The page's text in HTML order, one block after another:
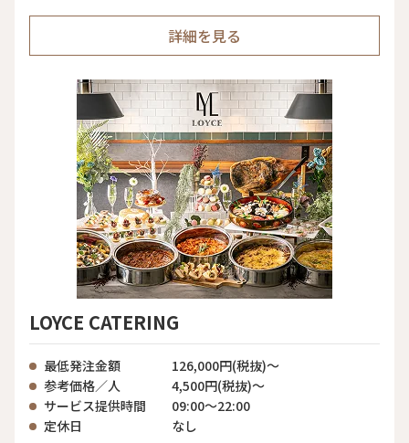
詳細を見る
LOYCE CATERING
最低発注金額
126,000円(税抜)～
参考価格／人
4,500円(税抜)～
サービス提供時間
09:00〜22:00
定休日
なし